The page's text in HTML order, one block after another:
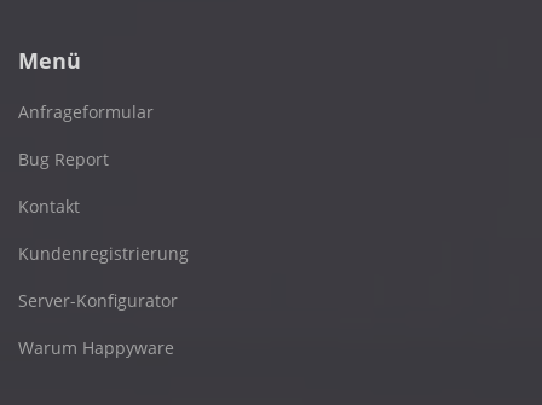
Menü
Anfrageformular
Bug Report
Kontakt
Kundenregistrierung
Server-Konfigurator
Warum Happyware